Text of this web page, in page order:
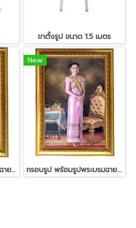
ขาตั้งรูป ขนาด 1.5 เมตร
กรอบรูป พร้อมรูปพระบรมฉายาลักษณ์ 15x20 นิ้ว
New
กรอบรูป พร้อมรูปพระบรมฉายาลักษณ์ 15x20นิ้ว